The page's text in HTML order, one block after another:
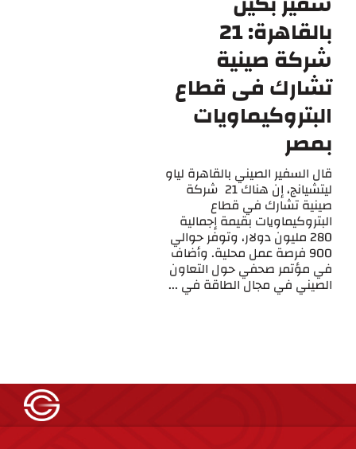
بالقاهرة: 21
شركة صينية
تشارك فى قطاع
البتروكيماويات
بمصر
قال السفير الصيني بالقاهرة لياو
ليتشيانج، إن هناك 21 شركة
صينية تشارك في قطاع
البتروكيماويات بقيمة إجمالية
280 مليون دولار، وتوفر حوالي
900 فرصة عمل محلية. وأضاف
في مؤتمر صحفي حول التعاون
الصيني في مجال الطاقة في ...